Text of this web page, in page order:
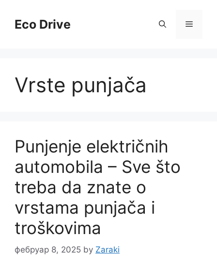
contentEco Drive Menu
Vrste punjača
Punjenje električnih
automobila – Sve što
treba da znate o
vrstama punjača i
troškovima
фебруар 8, 2025 by Zaraki